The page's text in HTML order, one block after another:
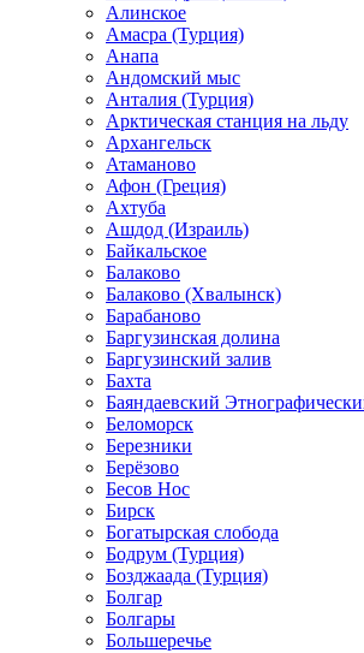
Алинское
Амасра (Турция)
Анапа
Андомский мыс
Анталия (Турция)
Арктическая станция на льду
Архангельск
Атаманово
Афон (Греция)
Ахтуба
Ашдод (Израиль)
Байкальское
Балаково
Балаково (Хвалынск)
Барабаново
Баргузинская долина
Баргузинский залив
Бахта
Баяндаевский
Беломорск
Березники
Берёзово
Бесов Нос
Бирск
Богатырская слобода
Бодрум (Турция)
Бозджаада (Турция)
Болгар
Болгары
Большеречье